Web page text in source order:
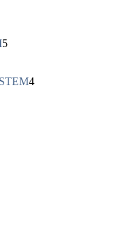
5
4